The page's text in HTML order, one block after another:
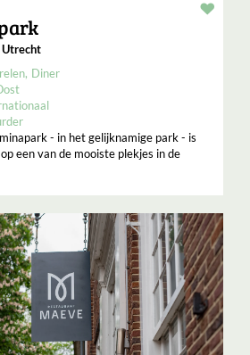
Diner
- in het gelijknamige park - is
een van de mooiste plekjes in de